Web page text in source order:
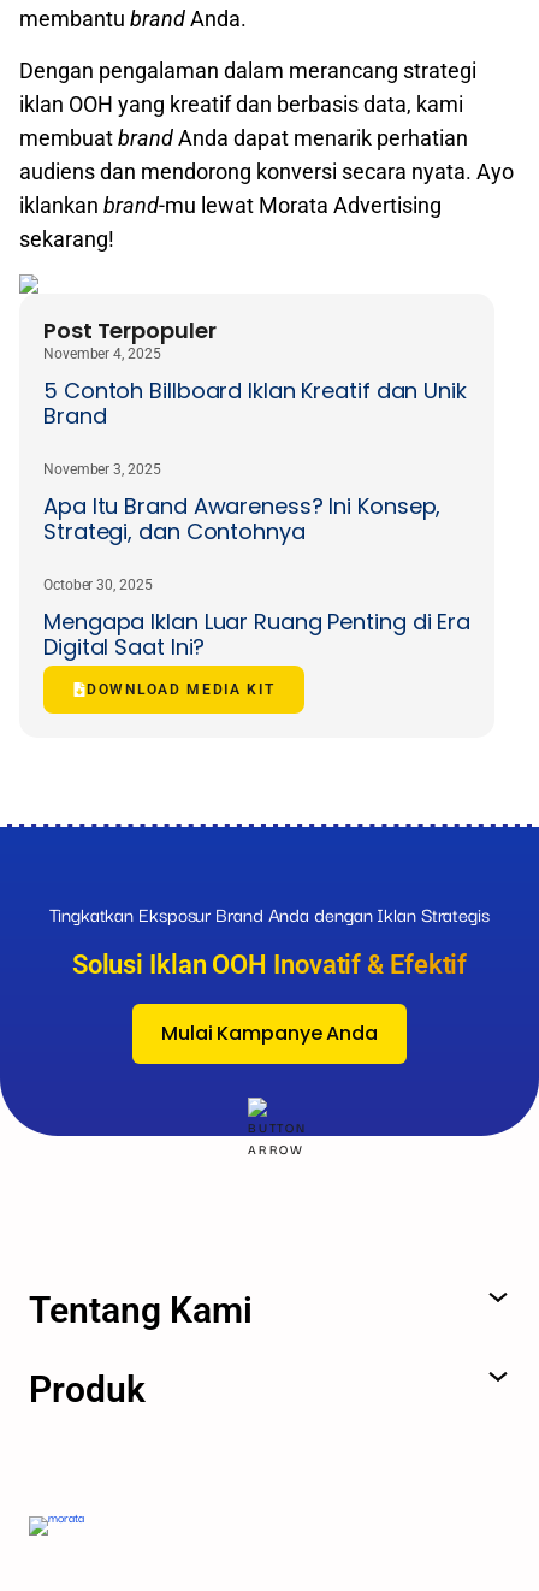
membantu brandAnda.
Dengan pengalaman dalam merancang strategi
iklan OOH yang kreatif dan berbasis data, kami
membuatbrandAnda dapat menarik perhatian
audiens dan mendorong konversi secara nyata. Ayo
iklankan brand-mu lewat Morata Advertising
sekarang!
Post Terpopuler
5 Contoh Billboard Iklan Kreatif dan Unik
Brand
November 4, 2025
Apa Itu Brand Awareness? Ini Konsep,
Strategi, dan Contohnya
November 3, 2025
Mengapa Iklan Luar Ruang Penting di Era
Digital Saat Ini?
October 30, 2025
DOWNLOAD MEDIA KIT
Tingkatkan Eksposur Brand Anda dengan Iklan Strategis
Solusi Iklan OOH Inovatif & Efektif
Mulai Kampanye Anda
Tentang Kami
Produk